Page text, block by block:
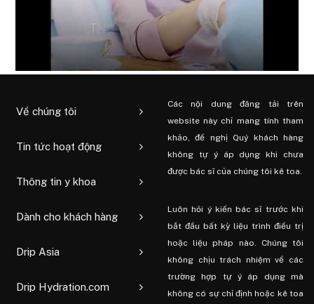
Về chúng tôi
Tin tức hoạt động
Thông tin y khoa
Dành cho khách hàng
Drip Asia
Drip Hydration.com
Các nội dung đăng tải trên
website này chỉ mang tính tham
khảo, đề nghị Quý khách hàng
không tự ý áp dụng khi chưa
được bác sĩ của chúng tôi kê toa.
Luôn hỏi ý kiến ​​bác sĩ trước khi
bắt đầu bất kỳ liệu trình điều trị
hoặc liệu pháp nào. Chúng tôi
không chịu trách nhiệm về các
trường hợp tự ý áp dụng mà
không có sự chỉ định hoặc kê toa